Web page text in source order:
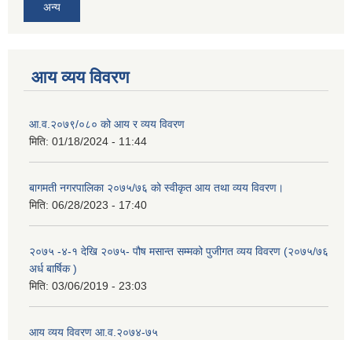
अन्य
आय व्यय विवरण
आ.व.२०७९/०८० को आय र व्यय विवरण
मिति: 01/18/2024 - 11:44
बागमती नगरपालिका २०७५/७६ को स्वीकृत आय तथा व्यय विवरण।
मिति: 06/28/2023 - 17:40
२०७५ -४-१ देखि २०७५- पौष मसान्त सम्मको पुजीगत व्यय विवरण (२०७५/७६
अर्ध बार्षिक )
मिति: 03/06/2019 - 23:03
आय व्यय विवरण आ.व.२०७४-७५